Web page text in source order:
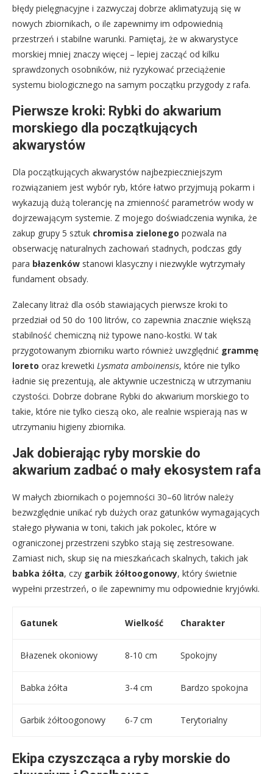
błędy pielęgnacyjne i zazwyczaj dobrze aklimatyzują się w
nowych zbiornikach, o ile zapewnimy im odpowiednią
przestrzeń i stabilne warunki. Pamiętaj, że w akwarystyce
morskiej mniej znaczy więcej – lepiej zacząć od kilku
sprawdzonych osobników, niż ryzykować przeciążenie
systemu biologicznego na samym początku przygody z rafa.
Pierwsze kroki: Rybki do akwarium
morskiego dla początkujących
akwarystów
Dla początkujących akwarystów najbezpieczniejszym
rozwiązaniem jest wybór ryb, które łatwo przyjmują pokarm i
wykazują dużą tolerancję na zmienność parametrów wody w
dojrzewającym systemie. Z mojego doświadczenia wynika, że
zakup grupy 5 sztuk chromisa zielonego pozwala na
obserwację naturalnych zachowań stadnych, podczas gdy
para błazenków stanowi klasyczny i niezwykle wytrzymały
fundament obsady.
Zalecany litraż dla osób stawiających pierwsze kroki to
przedział od 50 do 100 litrów, co zapewnia znacznie większą
stabilność chemiczną niż typowe nano-kostki. W tak
przygotowanym zbiorniku warto również uwzględnić grammę
loreto oraz krewetki Lysmata amboinensis, które nie tylko
ładnie się prezentują, ale aktywnie uczestniczą w utrzymaniu
czystości. Dobrze dobrane Rybki do akwarium morskiego to
takie, które nie tylko cieszą oko, ale realnie wspierają nas w
utrzymaniu higieny zbiornika.
Jak dobierając ryby morskie do
akwarium zadbać o mały ekosystem rafa
W małych zbiornikach o pojemności 30–60 litrów należy
bezwzględnie unikać ryb dużych oraz gatunków wymagających
stałego pływania w toni, takich jak pokolec, które w
ograniczonej przestrzeni szybko stają się zestresowane.
Zamiast nich, skup się na mieszkańcach skalnych, takich jak
babka żółta, czy garbik żółtoogonowy, który świetnie
wypełni przestrzeń, o ile zapewnimy mu odpowiednie kryjówki.
Gatunek Wielkość Charakter
Błazenek okoniowy 8-10 cm Spokojny
Babka żółta 3-4 cm Bardzo spokojna
Garbik żółtoogonowy 6-7 cm Terytorialny
Ekipa czyszcząca a ryby morskie do